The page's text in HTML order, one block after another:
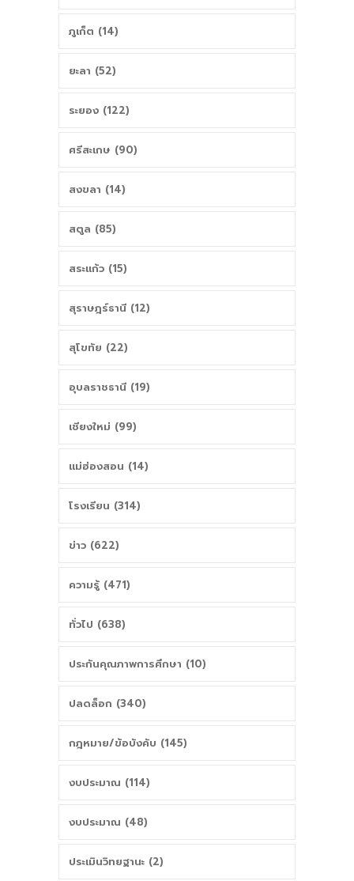
ภูเก็ต (14)
ยะลา (52)
ระยอง (122)
ศรีสะเกษ (90)
สงขลา (14)
สตูล (85)
สระแก้ว (15)
สุราษฎร์ธานี (12)
สุโขทัย (22)
อุบลราชธานี (19)
เชียงใหม่ (99)
แม่ฮ่องสอน (14)
โรงเรียน (314)
ข่าว (622)
ความรู้ (471)
ทั่วไป (638)
ประกันคุณภาพการศึกษา (10)
ปลดล็อก (340)
กฎหมาย/ข้อบังคับ (145)
งบประมาณ (114)
งบประมาณ (48)
ประเมินวิทยฐานะ (2)